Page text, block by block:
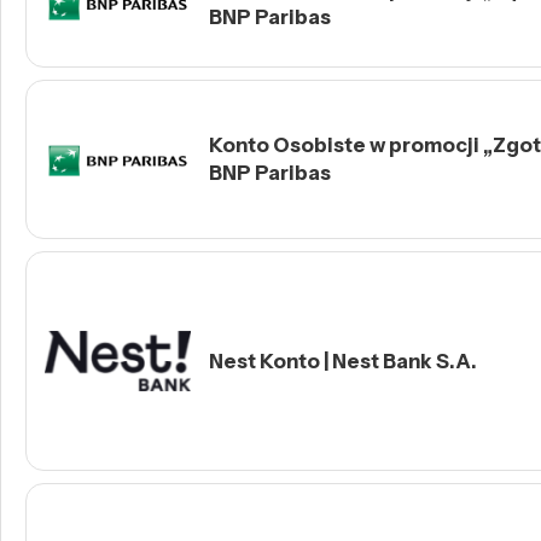
BNP Paribas
Konto Osobiste w promocji
BNP Paribas
Nest Konto | Nest Bank S.A.